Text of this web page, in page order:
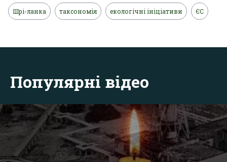
Шрі-ланка таксономія екологічні ініціативи ЄС
Популярні відео